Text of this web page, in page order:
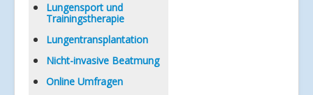
Lungensport und
Trainingstherapie
Lungentransplantation
Nicht-invasive Beatmung
Online Umfragen